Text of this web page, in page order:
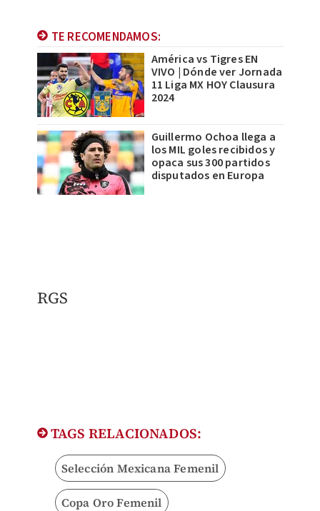
TE RECOMENDAMOS:
América vs Tigres EN
VIVO | Dónde ver Jornada
11 Liga MX HOY Clausura
2024
Guillermo Ochoa llega a
los MIL goles recibidos y
opaca sus 300 partidos
disputados en Europa
RGS
TAGS RELACIONADOS:
Selección Mexicana Femenil
Copa Oro Femenil